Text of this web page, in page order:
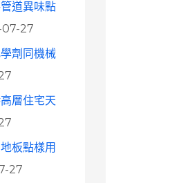
道異味點
27
劑同機械
層住宅天
板點樣用
27